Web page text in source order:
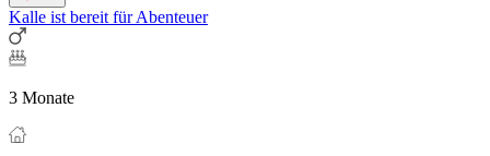
Kalle ist bereit für Abenteuer
3 Monate